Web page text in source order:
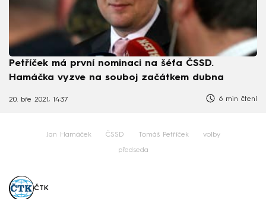
Petříček má první nominaci na šéfa ČSSD.
Hamáčka vyzve na souboj začátkem dubna
20. bře 2021, 14:37 6 min čtení
Jan Hamáček ČSSD Tomáš Petříček volby
předseda
ČTK